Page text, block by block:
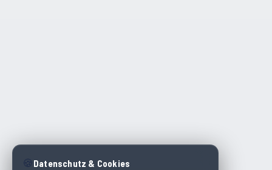
🍪 Datenschutz & Cookies